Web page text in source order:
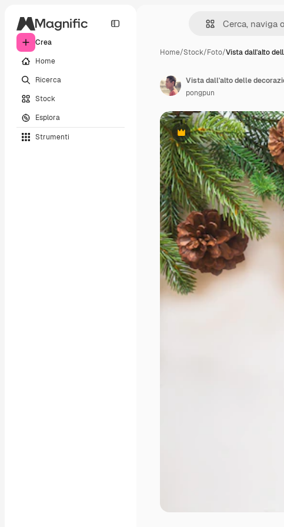
Crea
Home
Ricerca
Stock
Esplora
Strumenti
Home/Stock/Foto/Vista dall'alto
Premium
Vista dall'alto delle
pongpun